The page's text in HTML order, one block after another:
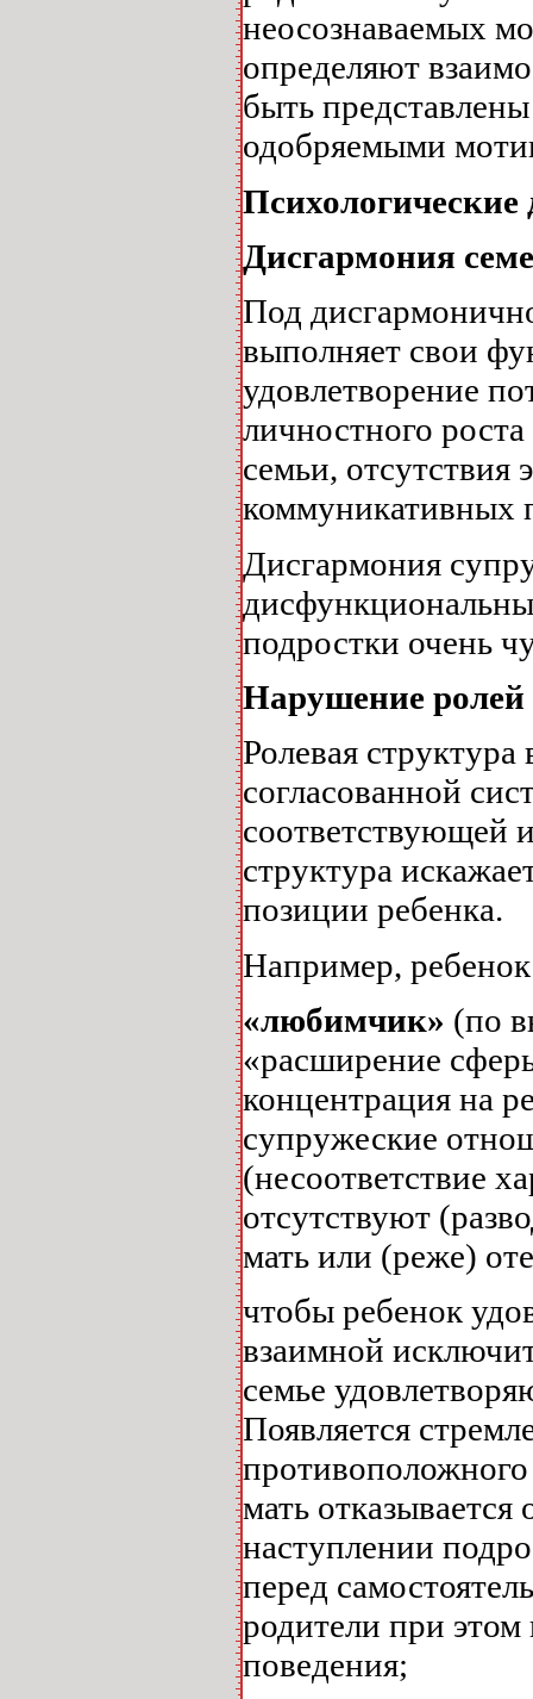
неосознаваемых
определяют
быть
одобряемыми
Дисгармония
Под
выполняет свои
удовлетворение
личностного
семьи,
коммуникативных
Дисгармония
подростки очень
Нарушение ролей
Ролевая
согласованной
соответствующей
структура
позиции ребенка.
Например,
«любимчик» (по
«расширение
концентрация на
супружеские
(несоответствие
отсутствуют
мать или (реже)
чтобы ребенок
взаимной
семье
Появляется
мать
наступлении
перед
родители при
поведения;